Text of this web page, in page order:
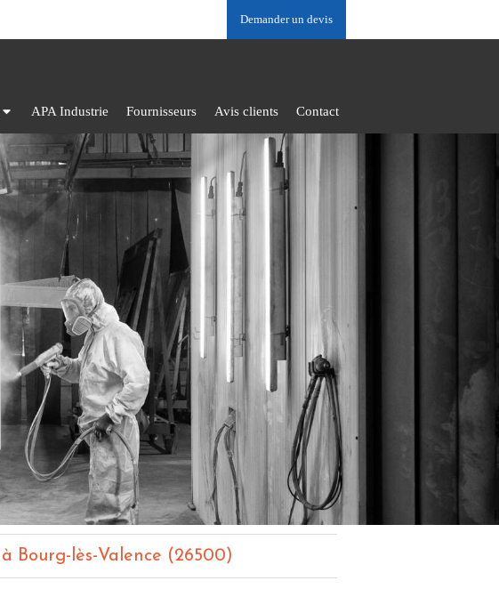
Demander un devis
APA Industrie Fournisseurs Avis clients Contact
Bourg-lès-Valence (26500)